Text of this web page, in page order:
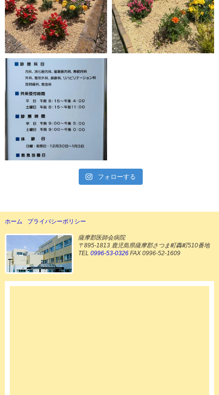
フォローする
ホーム プライバシーポリシー
薩摩郡医師会病院
〒895-1813 鹿児島県薩摩郡さつま町轟町510番地
TEL 0996-53-0326 FAX 0996-52-1609